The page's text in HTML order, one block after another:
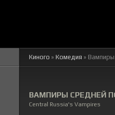
Киного » Комедия » Вампиры
ВАМПИРЫ СРЕДНЕЙ
Central Russia's Vampires